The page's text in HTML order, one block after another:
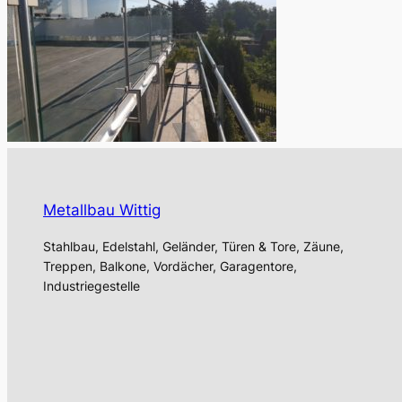
Metallbau Wittig
Stahlbau, Edelstahl, Geländer, Türen & Tore, Zäune,
Treppen, Balkone, Vordächer, Garagentore,
Industriegestelle